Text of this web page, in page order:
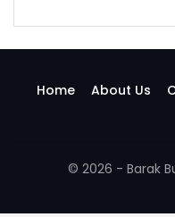
Home About Us
© 2026 - Barak